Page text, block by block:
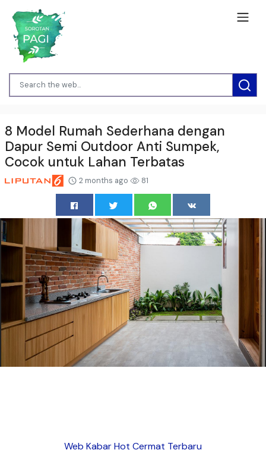
8 Model Rumah Sederhana dengan
Dapur Semi Outdoor Anti Sumpek,
Cocok untuk Lahan Terbatas
2 months ago 81
Web Kabar Hot Cermat Terbaru